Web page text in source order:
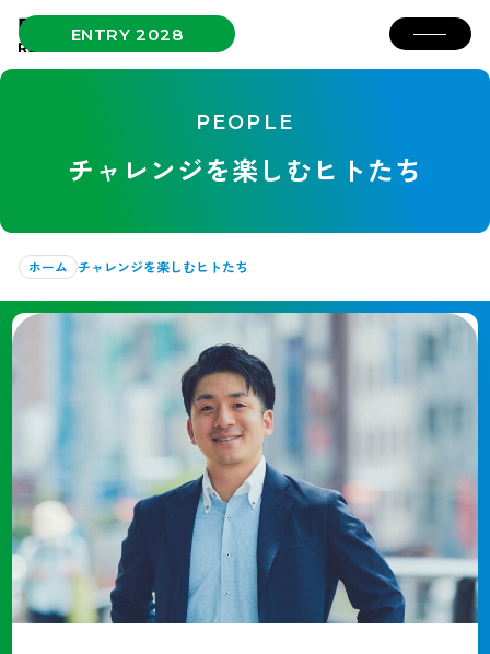
ENTRY 2028
PEOPLE
チャレンジを楽しむヒトたち
ホーム チャレンジを楽しむヒトたち